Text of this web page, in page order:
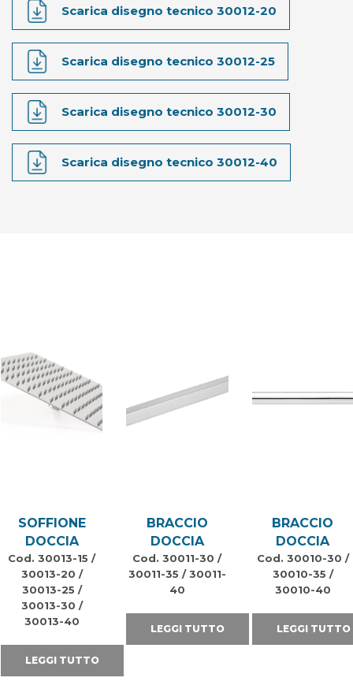
Scarica disegno tecnico 30012-20
Scarica disegno tecnico 30012-25
Scarica disegno tecnico 30012-30
Scarica disegno tecnico 30012-40
SOFFIONE
DOCCIA
Cod. 30013-15 /
30013-20 /
30013-25 /
30013-30 /
30013-40
LEGGI TUTTO
BRACCIO
DOCCIA
Cod. 30011-30 /
30011-35 / 30011-
40
LEGGI TUTTO
BRACCIO
DOCCIA
Cod. 30010-30 /
30010-35 /
30010-40
LEGGI TUTTO